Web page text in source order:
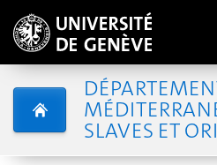
SLAVES ET